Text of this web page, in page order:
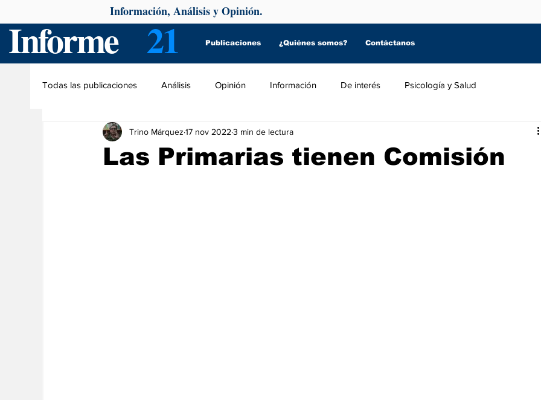
Informe 21 Publicaciones ¿Quiénes somos? Contáctanos
Información, Análisis y Opinión.
Todas las publicaciones Análisis Opinión Información De interés Psicología y Salud
Las Primarias tienen Comisión
Trino Márquez 17 nov 2022 3 min de lectura